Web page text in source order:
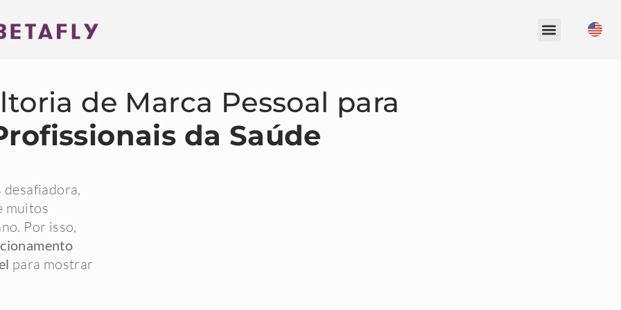
de Marca Pessoal para
da Saúde
desafiadora,
muitos
Por isso,
para mostrar